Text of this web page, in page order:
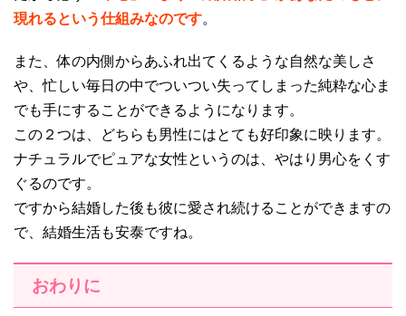
現れるという仕組みなのです。
また、体の内側からあふれ出てくるような自然な美しさ
や、忙しい毎日の中でついつい失ってしまった純粋な心ま
でも手にすることができるようになります。
この２つは、どちらも男性にはとても好印象に映ります。
ナチュラルでピュアな女性というのは、やはり男心をくす
ぐるのです。
ですから結婚した後も彼に愛され続けることができますの
で、結婚生活も安泰ですね。
おわりに